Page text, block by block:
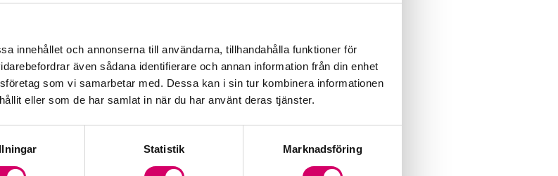
innehållet och annonserna till användarna, tillhandahålla funktioner för
även sådana identifierare och annan information från din enhet
som vi samarbetar med. Dessa kan i sin tur kombinera informationen
eller som de har samlat in när du har använt deras tjänster.
Statistik Marknadsföring